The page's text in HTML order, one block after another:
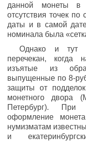
данной монеты в
отсутствия точек
даты и в самой
номинала была
Однако и тут
перечекан, когда
изъятые из
выпущенные по 8-
защиты от
монетного двора
Петербург). При
оформление
нумизматам
и